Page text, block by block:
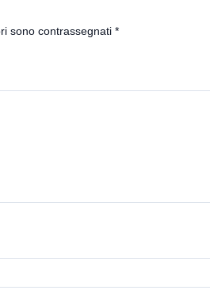
sono contrassegnati *